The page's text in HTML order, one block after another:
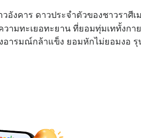
งคาร ดาวประจำตัวของชาวราศีเ
มทะเยอทะยาน ที่ยอมทุ่มเททั้งกา
อารมณ์กล้าแข็ง ยอมหักไม่ยอมงอ รุ